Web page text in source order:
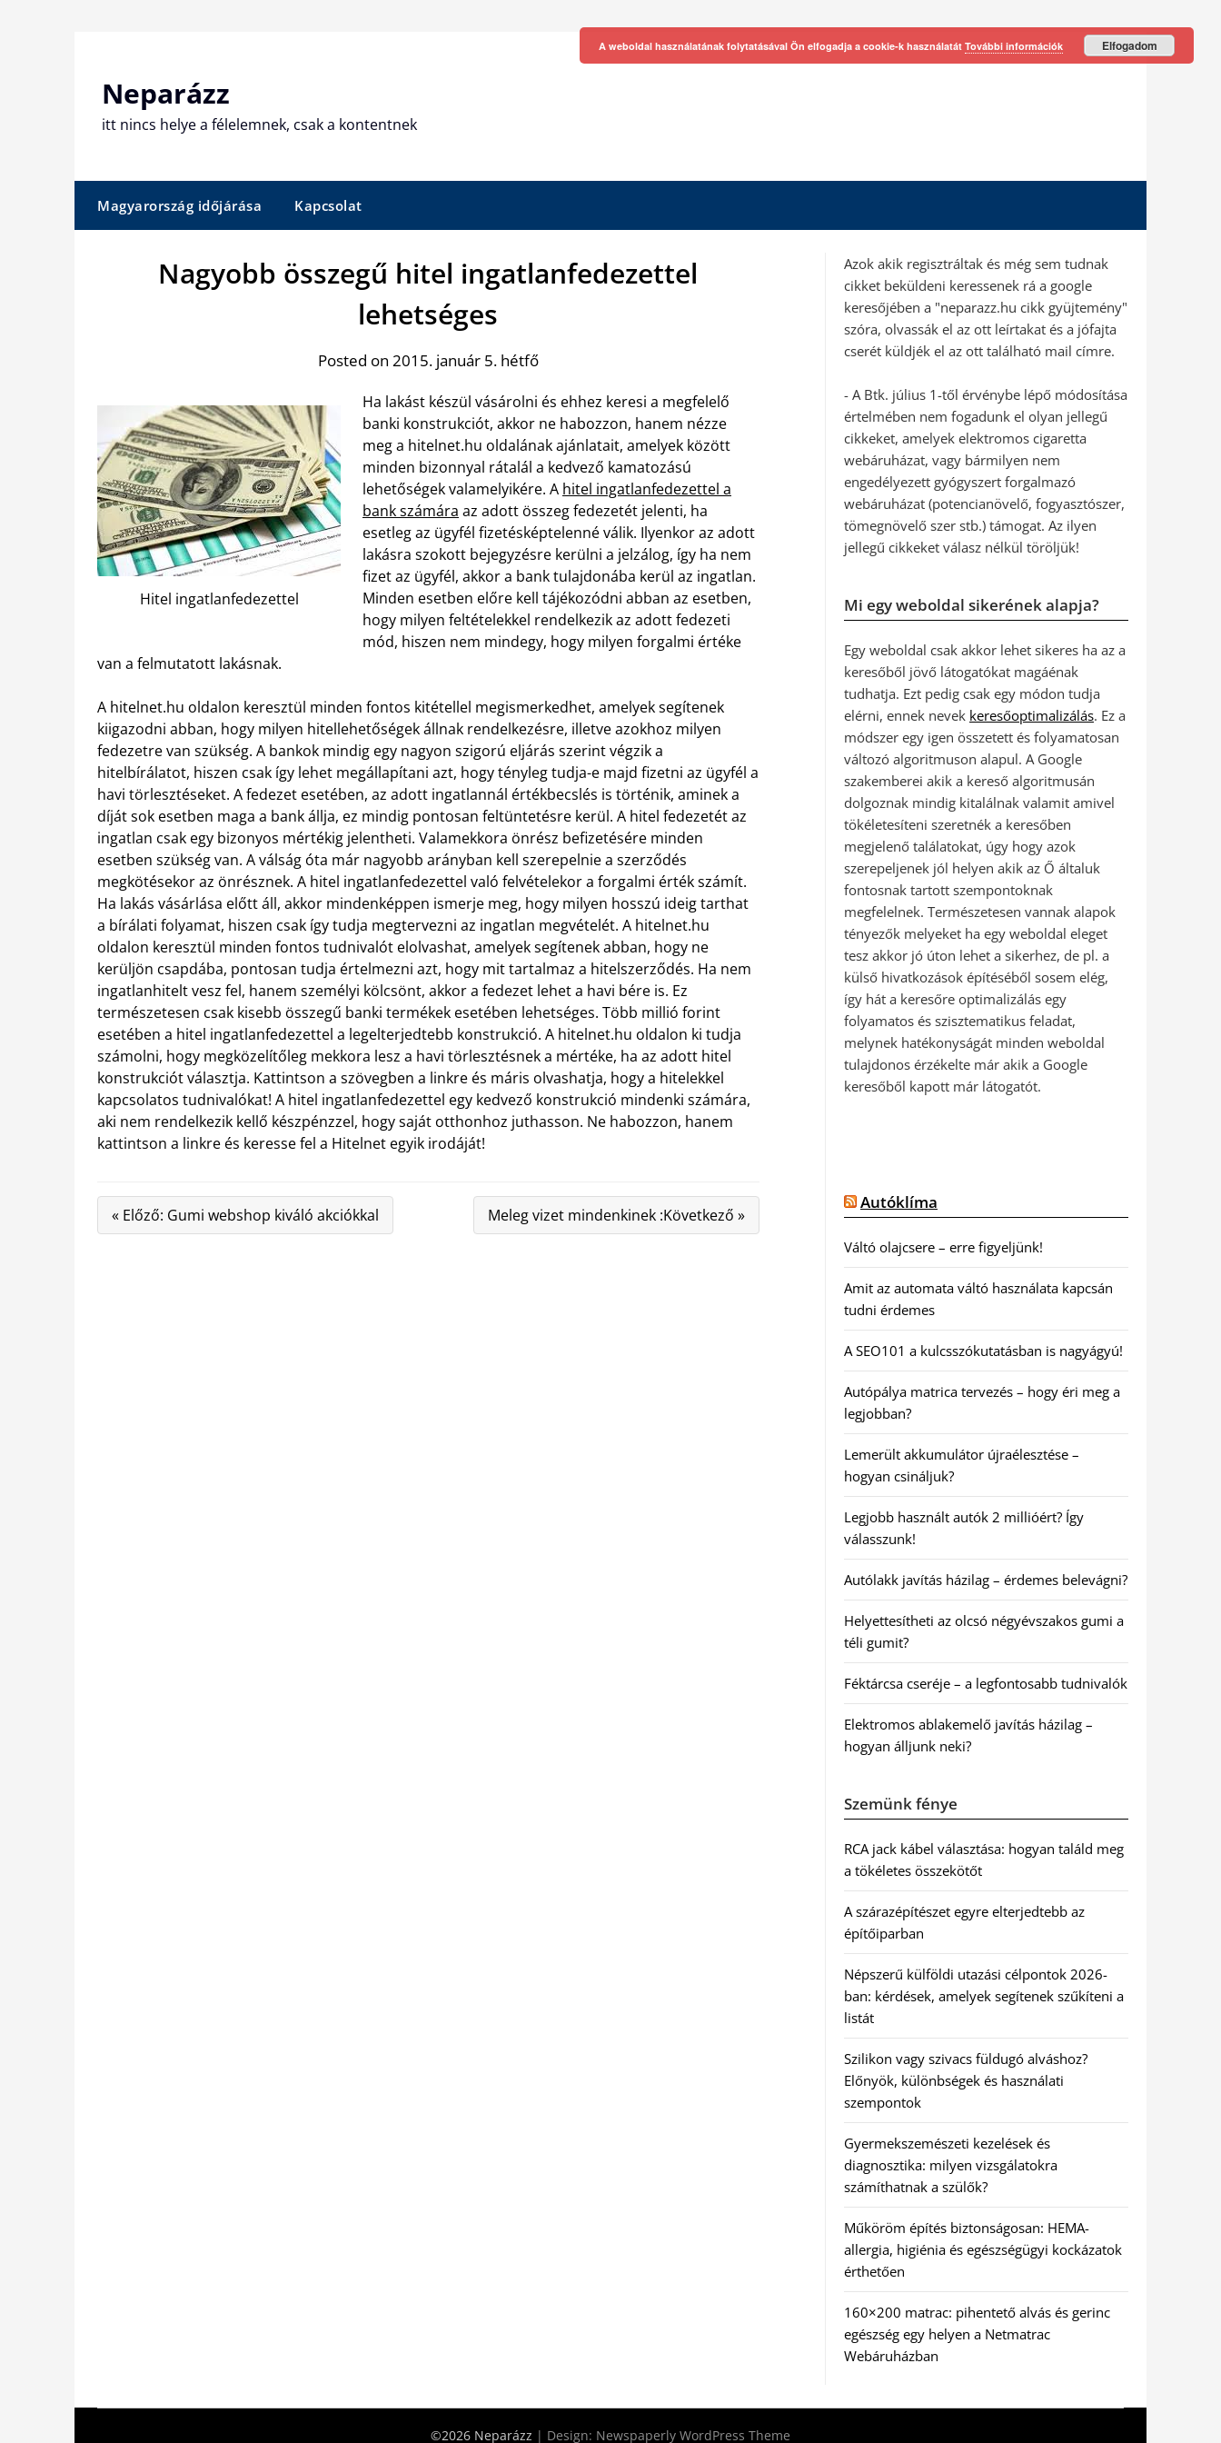
Neparázz
itt nincs helye a félelemnek, csak a kontentnek
Magyarország időjárása Kapcsolat
Nagyobb összegű hitel ingatlanfedezettel
lehetséges
Posted on 2015. január 5. hétfő
Hitel ingatlanfedezettel
Ha lakást készül vásárolni és ehhez keresi a megfelelő
banki konstrukciót, akkor ne habozzon, hanem nézze
meg a hitelnet.hu oldalának ajánlatait, amelyek között
minden bizonnyal rátalál a kedvező kamatozású
lehetőségek valamelyikére. A hitel ingatlanfedezettel a
bank számára az adott összeg fedezetét jelenti, ha
esetleg az ügyfél fizetésképtelenné válik. Ilyenkor az adott
lakásra szokott bejegyzésre kerülni a jelzálog, így ha nem
fizet az ügyfél, akkor a bank tulajdonába kerül az ingatlan.
Minden esetben előre kell tájékozódni abban az esetben,
hogy milyen feltételekkel rendelkezik az adott fedezeti
mód, hiszen nem mindegy, hogy milyen forgalmi értéke
van a felmutatott lakásnak.
A hitelnet.hu oldalon keresztül minden fontos kitétellel megismerkedhet, amelyek segítenek
kiigazodni abban, hogy milyen hitellehetőségek állnak rendelkezésre, illetve azokhoz milyen
fedezetre van szükség. A bankok mindig egy nagyon szigorú eljárás szerint végzik a
hitelbírálatot, hiszen csak így lehet megállapítani azt, hogy tényleg tudja-e majd fizetni az ügyfél a
havi törlesztéseket. A fedezet esetében, az adott ingatlannál értékbecslés is történik, aminek a
díját sok esetben maga a bank állja, ez mindig pontosan feltüntetésre kerül. A hitel fedezetét az
ingatlan csak egy bizonyos mértékig jelentheti. Valamekkora önrész befizetésére minden
esetben szükség van. A válság óta már nagyobb arányban kell szerepelnie a szerződés
megkötésekor az önrésznek. A hitel ingatlanfedezettel való felvételekor a forgalmi érték számít.
Ha lakás vásárlása előtt áll, akkor mindenképpen ismerje meg, hogy milyen hosszú ideig tarthat
a bírálati folyamat, hiszen csak így tudja megtervezni az ingatlan megvételét. A hitelnet.hu
oldalon keresztül minden fontos tudnivalót elolvashat, amelyek segítenek abban, hogy ne
kerüljön csapdába, pontosan tudja értelmezni azt, hogy mit tartalmaz a hitelszerződés. Ha nem
ingatlanhitelt vesz fel, hanem személyi kölcsönt, akkor a fedezet lehet a havi bére is. Ez
természetesen csak kisebb összegű banki termékek esetében lehetséges. Több millió forint
esetében a hitel ingatlanfedezettel a legelterjedtebb konstrukció. A hitelnet.hu oldalon ki tudja
számolni, hogy megközelítőleg mekkora lesz a havi törlesztésnek a mértéke, ha az adott hitel
konstrukciót választja. Kattintson a szövegben a linkre és máris olvashatja, hogy a hitelekkel
kapcsolatos tudnivalókat! A hitel ingatlanfedezettel egy kedvező konstrukció mindenki számára,
aki nem rendelkezik kellő készpénzzel, hogy saját otthonhoz juthasson. Ne habozzon, hanem
kattintson a linkre és keresse fel a Hitelnet egyik irodáját!
« Előző: Gumi webshop kiváló akciókkal Meleg vizet mindenkinek :Következő »
Azok akik regisztráltak és még sem tudnak
cikket beküldeni keressenek rá a google
keresőjében a "neparazz.hu cikk gyüjtemény"
szóra, olvassák el az ott leírtakat és a jófajta
cserét küldjék el az ott található mail címre.
- A Btk. július 1-től érvénybe lépő módosítása
értelmében nem fogadunk el olyan jellegű
cikkeket, amelyek elektromos cigaretta
webáruházat, vagy bármilyen nem
engedélyezett gyógyszert forgalmazó
webáruházat (potencianövelő, fogyasztószer,
tömegnövelő szer stb.) támogat. Az ilyen
jellegű cikkeket válasz nélkül töröljük!
Mi egy weboldal sikerének alapja?
Egy weboldal csak akkor lehet sikeres ha az a
keresőből jövő látogatókat magáénak
tudhatja. Ezt pedig csak egy módon tudja
elérni, ennek nevek keresőoptimalizálás. Ez a
módszer egy igen összetett és folyamatosan
változó algoritmuson alapul. A Google
szakemberei akik a kereső algoritmusán
dolgoznak mindig kitalálnak valamit amivel
tökéletesíteni szeretnék a keresőben
megjelenő találatokat, úgy hogy azok
szerepeljenek jól helyen akik az Ő általuk
fontosnak tartott szempontoknak
megfelelnek. Természetesen vannak alapok
tényezők melyeket ha egy weboldal eleget
tesz akkor jó úton lehet a sikerhez, de pl. a
külső hivatkozások építéséből sosem elég,
így hát a keresőre optimalizálás egy
folyamatos és szisztematikus feladat,
melynek hatékonyságát minden weboldal
tulajdonos érzékelte már akik a Google
keresőből kapott már látogatót.
Autóklíma
Váltó olajcsere – erre figyeljünk!
Amit az automata váltó használata kapcsán
tudni érdemes
A SEO101 a kulcsszókutatásban is nagyágyú!
Autópálya matrica tervezés – hogy éri meg a
legjobban?
Lemerült akkumulátor újraélesztése –
hogyan csináljuk?
Legjobb használt autók 2 millióért? Így
válasszunk!
Autólakk javítás házilag – érdemes belevágni?
Helyettesítheti az olcsó négyévszakos gumi a
téli gumit?
Féktárcsa cseréje – a legfontosabb tudnivalók
Elektromos ablakemelő javítás házilag –
hogyan álljunk neki?
Szemünk fénye
RCA jack kábel választása: hogyan találd meg
a tökéletes összekötőt
A szárazépítészet egyre elterjedtebb az
építőiparban
Népszerű külföldi utazási célpontok 2026-
ban: kérdések, amelyek segítenek szűkíteni a
listát
Szilikon vagy szivacs füldugó alváshoz?
Előnyök, különbségek és használati
szempontok
Gyermekszemészeti kezelések és
diagnosztika: milyen vizsgálatokra
számíthatnak a szülők?
Műköröm építés biztonságosan: HEMA-
allergia, higiénia és egészségügyi kockázatok
érthetően
160×200 matrac: pihentető alvás és gerinc
egészség egy helyen a Netmatrac
Webáruházban
©2026 Neparázz | Design: Newspaperly WordPress Theme
A weboldal használatának folytatásával Ön elfogadja a cookie-k használatát További információk Elfogadom